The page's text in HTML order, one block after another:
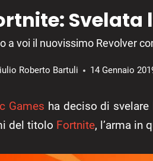
a voi il nuovissimo Revolver
Roberto Bartuli 14 Gennaio
Games ha deciso di
del titolo Fortnite, l’arma in